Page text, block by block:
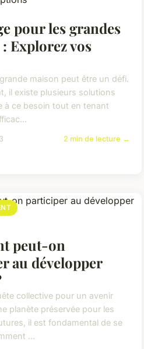
pour les grandes
Explorez vos
maison peut être un défi.
il existe plusieurs solutions
à ce besoin tout en tenant
2 min de lecture →
peut-on
au développer
collective pour un avenir
planète préservée pour les
il est fondamental de se
...